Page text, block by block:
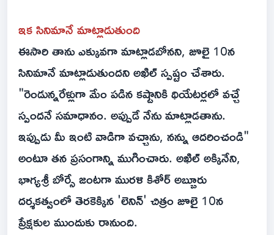
ఇక సినిమానే మాట్లాడుతుంది
ఈసారి తాను ఎక్కువగా మాట్లాడబోనని, జూలై 10న
సినిమానే మాట్లాడుతుందని అఖిల్ స్పష్టం చేశారు.
"రెండున్నరేళ్లుగా మేం పడిన కష్టానికి థియేటర్లలో వచ్చే
స్పందనే సమాధానం. అప్పుడే నేను మాట్లాడతాను.
ఇప్పుడు మీ ఇంటి వాడిగా వచ్చాను, నన్ను ఆదరించండి"
అంటూ తన ప్రసంగాన్ని ముగించారు. అఖిల్ అక్కినేని,
భాగ్యశ్రీ బోర్సే జంటగా మురళి కిశోర్ అబ్బూరు
దర్శకత్వంలో తెరకెక్కిన 'లెనిన్' చిత్రం జూలై 10న
ప్రేక్షకుల ముందుకు రానుంది.